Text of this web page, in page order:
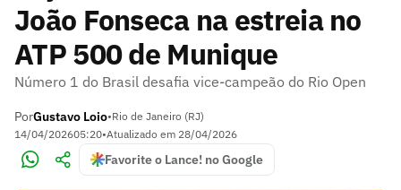
João Fonseca na estreia no
ATP 500 de Munique
Número 1 do Brasil desafia vice-campeão do Rio Open
PorGustavo Loio•Rio de Janeiro (RJ)
14/04/202605:20•Atualizado em 28/04/2026
Favorite o Lance! no Google